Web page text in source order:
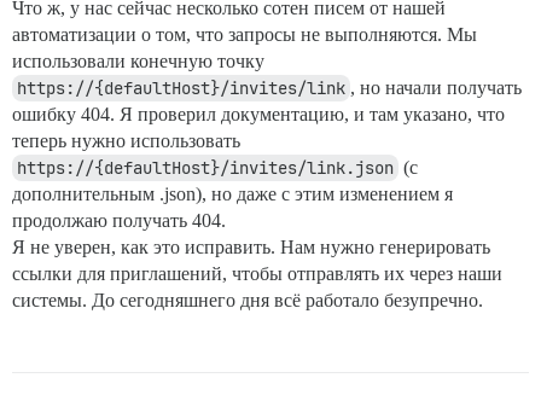
Что ж, у нас сейчас несколько сотен писем от нашей
автоматизации о том, что запросы не выполняются. Мы
использовали конечную точку
https://{defaultHost}/invites/link , но начали получать
ошибку 404. Я проверил документацию, и там указано, что
теперь нужно использовать
https://{defaultHost}/invites/link.json (с
дополнительным .json), но даже с этим изменением я
продолжаю получать 404.
Я не уверен, как это исправить. Нам нужно генерировать
ссылки для приглашений, чтобы отправлять их через наши
системы. До сегодняшнего дня всё работало безупречно.